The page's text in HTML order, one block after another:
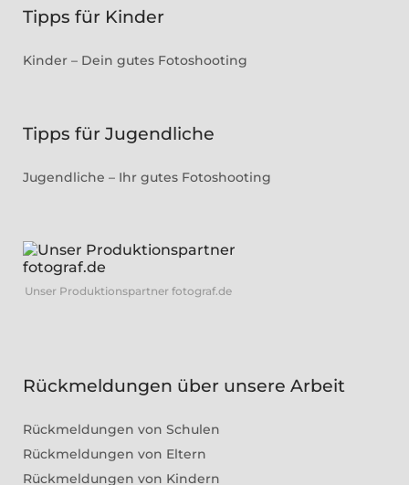
Tipps für Kinder
Kinder – Dein gutes Fotoshooting
Tipps für Jugendliche
Jugendliche – Ihr gutes Fotoshooting
Unser Produktionspartner fotograf.de
Rückmeldungen über unsere Arbeit
Rückmeldungen von Schulen
Rückmeldungen von Eltern
Rückmeldungen von Kindern